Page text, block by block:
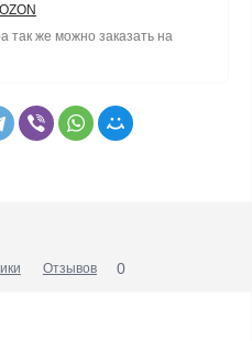
так же можно заказать на
Отзывов 0